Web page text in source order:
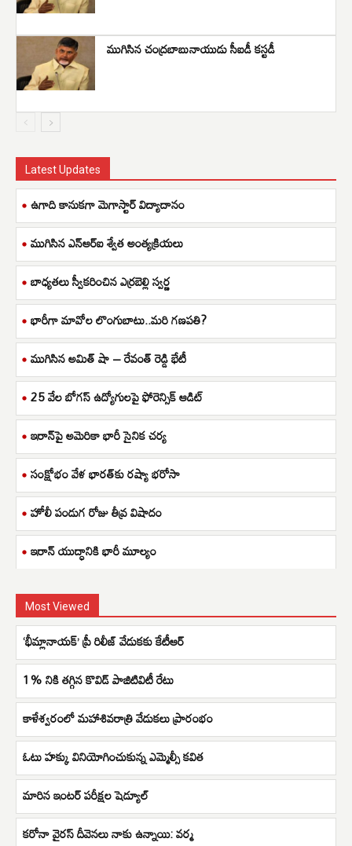
ముగిసిన చంద్రబాబునాయుడు సీఐడీ కస్టడీ
Latest Updates
ఉగాది కానుకగా మెగాస్టార్ విద్యాదానం
ముగిసిన ఎన్ఆర్ఐ శ్వేత అంత్యక్రియలు
బాధ్యతలు స్వీకరించిన ఎర్రబెల్లి స్వర్ణ
భారీగా మావోల లొంగుబాటు..మరి గణపతి?
ముగిసిన అమిత్ షా – రేవంత్ రెడ్డి భేటీ
25 వేల బోగస్ ఉద్యోగులపై ఫోరెన్సిక్ ఆడిట్
ఇరాన్‌పై అమెరికా భారీ సైనిక చర్య
సంక్షోభం వేళ భారత్‌కు రష్యా భరోసా
హోలీ పండుగ రోజు తీవ్ర విషాదం
ఇరాన్ యుద్ధానికి భారీ మూల్యం
Most Viewed
‘భీమ్లానాయక్’ ప్రీ రిలీజ్ వేడుకకు కేటీఆర్
1% నికి తగ్గిన కొవిడ్ పాజిటివిటీ రేటు
కాళేశ్వరంలో మహాశివరాత్రి వేడుకలు ప్రారంభం
ఓటు హక్కు వినియోగించుకున్న ఎమ్మెల్సీ కవిత
మారిన ఇంటర్ పరీక్షల షెడ్యూల్
కరోనా వైరస్ దీవెనలు నాకు ఉన్నాయి: వర్మ